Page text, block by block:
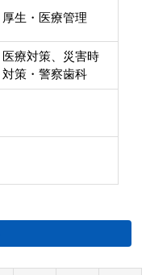
厚生・医療管理
医療対策、災害時
対策・警察歯科